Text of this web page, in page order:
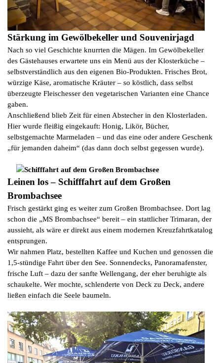
Stärkung im Gewölbekeller und Souvenirjagd
Nach so viel Geschichte knurrten die Mägen. Im Gewölbekeller
des Gästehauses erwartete uns ein Menü aus der Klosterküche –
selbstverständlich aus den eigenen Bio-Produkten. Frisches Brot,
würzige Käse, aromatische Kräuter – so köstlich, dass selbst
überzeugte Fleischesser den vegetarischen Varianten eine Chance
gaben.
Anschließend blieb Zeit für einen Abstecher in den Klosterladen.
Hier wurde fleißig eingekauft: Honig, Likör, Bücher,
selbstgemachte Marmeladen – und das eine oder andere Geschenk
„für jemanden daheim“ (das dann doch selbst gegessen wurde).
Leinen los – Schifffahrt auf dem Großen
Brombachsee
Frisch gestärkt ging es weiter zum Großen Brombachsee. Dort lag
schon die „MS Brombachsee“ bereit – ein stattlicher Trimaran, der
aussieht, als wäre er direkt aus einem modernen Kreuzfahrtkatalog
entsprungen.
Wir nahmen Platz, bestellten Kaffee und Kuchen und genossen die
1,5-stündige Fahrt über den See. Sonnendecks, Panoramafenster,
frische Luft – dazu der sanfte Wellengang, der eher beruhigte als
schaukelte. Wer mochte, schlenderte von Deck zu Deck, andere
ließen einfach die Seele baumeln.